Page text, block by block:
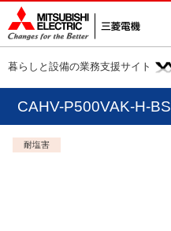
暮らしと設備の業務支援サイト
CAHV-P500VAK-H-BS
耐塩害